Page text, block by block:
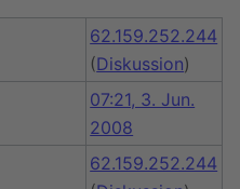
62.159.252.244
(Diskussion)
07:21, 3. Jun.
2008
62.159.252.244